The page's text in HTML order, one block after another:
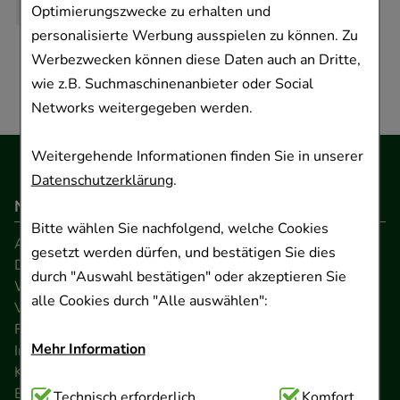
Optimierungszwecke zu erhalten und
personalisierte Werbung ausspielen zu können. Zu
Werbezwecken können diese Daten auch an Dritte,
wie z.B. Suchmaschinenanbieter oder Social
Networks weitergegeben werden.
Weitergehende Informationen finden Sie in unserer
Datenschutzerklärung.
Bitte wählen Sie nachfolgend, welche Cookies
gesetzt werden dürfen, und bestätigen Sie dies
durch "Auswahl bestätigen" oder akzeptieren Sie
alle Cookies durch "Alle auswählen":
Mehr Information
Navigation
AGB
Datenschutz
Widerrufsrecht
Versandkosten
FAQ
Impressum
Kontakt
Barrierefreiheitserklärung